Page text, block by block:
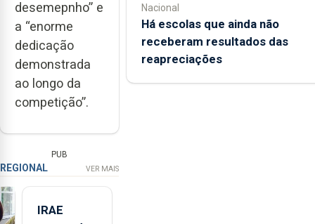
desemepnho” e
a “enorme
dedicação
demonstrada
ao longo da
competição”.
PUB
REGIONAL VER MAIS
IRAE
Nacional
Há escolas que ainda não
receberam resultados das
reapreciações